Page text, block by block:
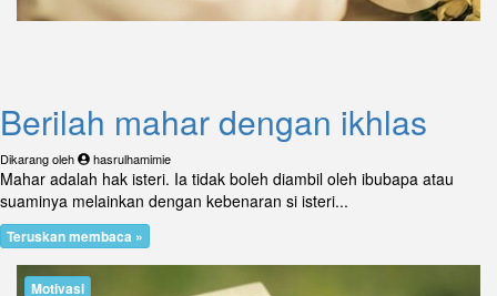
Berilah mahar dengan ikhlas
Dikarang oleh hasrulhamimie
Mahar adalah hak isteri. Ia tidak boleh diambil oleh ibubapa atau
suaminya melainkan dengan kebenaran si isteri...
Teruskan membaca »
Motivasi